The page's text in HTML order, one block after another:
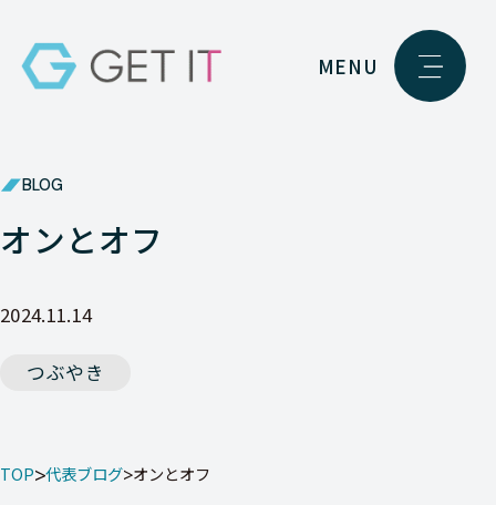
MENU
BLOG
オンとオフ
2024.11.14
つぶやき
TOP 代表ブログ オンとオフ